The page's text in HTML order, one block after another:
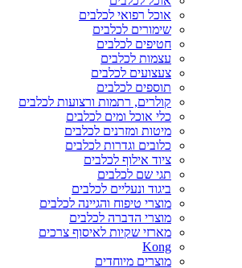
אוכל רפואי לכלבים
שימורים לכלבים
חטיפים לכלבים
עצמות לכלבים
צעצועים לכלבים
תוספים לכלבים
קולרים, רתמות ורצועות לכלבים
כלי אוכל ומים לכלבים
מיטות ומזרנים לכלבים
כלובים וגדרות לכלבים
ציוד אילוף לכלבים
תגי שם לכלבים
ביגוד ונעליים לכלבים
מוצרי טיפוח והגיינה לכלבים
מוצרי הדברה לכלבים
מארזי שקיות לאיסוף צרכים
Kong
מוצרים מיוחדים